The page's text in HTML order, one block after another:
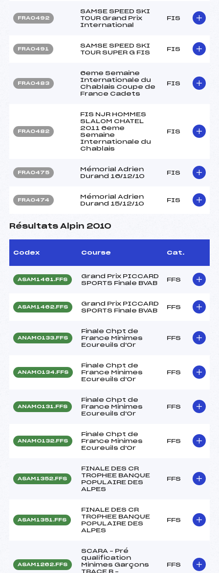
FRA0492
SAMSE SPEED SKI
TOUR Grand Prix
International
FIS
FRA0491
SAMSE SPEED SKI
TOUR SUPER G FIS
FIS
FRA0483
6eme Semaine
Internationale du
Chablais Coupe de
France Cadets
FIS
FRA0482
FIS NJR HOMMES
SLALOM CHATEL
2011 6eme
Semaine
Internationale du
Chablais
FIS
FRA0475
Mémorial Adrien
Durand 16/12/10
FIS
FRA0474
Mémorial Adrien
Durand 15/12/10
FIS
Résultats Alpin 2010
Codex Course Cat.
ASAM1461.FFS
Grand Prix PICCARD
SPORTS Finale BVAB
FFS
ASAM1462.FFS
Grand Prix PICCARD
SPORTS Finale BVAB
FFS
ANAM0133.FFS
Finale Chpt de
France Minimes
Ecureuils d'Or
FFS
ANAM0134.FFS
Finale Chpt de
France Minimes
Ecureuils d'Or
FFS
ANAM0131.FFS
Finale Chpt de
France Minimes
Ecureuils d'Or
FFS
ANAM0132.FFS
Finale Chpt de
France Minimes
Ecureuils d'Or
FFS
ASAM1352.FFS
FINALE DES CR
TROPHEE BANQUE
POPULAIRE DES
ALPES
FFS
ASAM1351.FFS
FINALE DES CR
TROPHEE BANQUE
POPULAIRE DES
ALPES
FFS
ASAM1262.FFS
SCARA – Pré
qualification
Minimes Garçons
TRACE B –
FFS